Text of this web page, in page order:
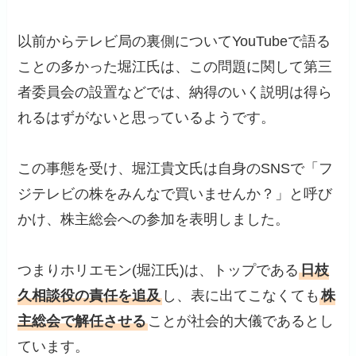
以前からテレビ局の裏側についてYouTubeで語る
ことの多かった堀江氏は、この問題に関して第三
者委員会の設置などでは、納得のいく説明は得ら
れるはずがないと思っているようです。
この事態を受け、堀江貴文氏は自身のSNSで「フ
ジテレビの株をみんなで買いませんか？」と呼び
かけ、株主総会への参加を表明しました。
つまりホリエモン(堀江氏)は、トップである日枝
久相談役の責任を追及 し、表に出てこなくても株
主総会で解任させることが社会的大儀であるとし
ています。